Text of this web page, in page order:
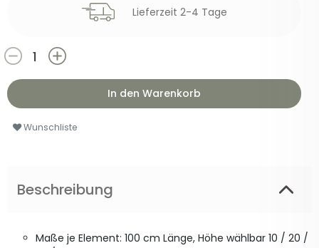
Lieferzeit 2-4 Tage
In den Warenkorb
Wunschliste
Beschreibung
Maße je Element: 100 cm Länge, Höhe wählbar 10 / 20 /